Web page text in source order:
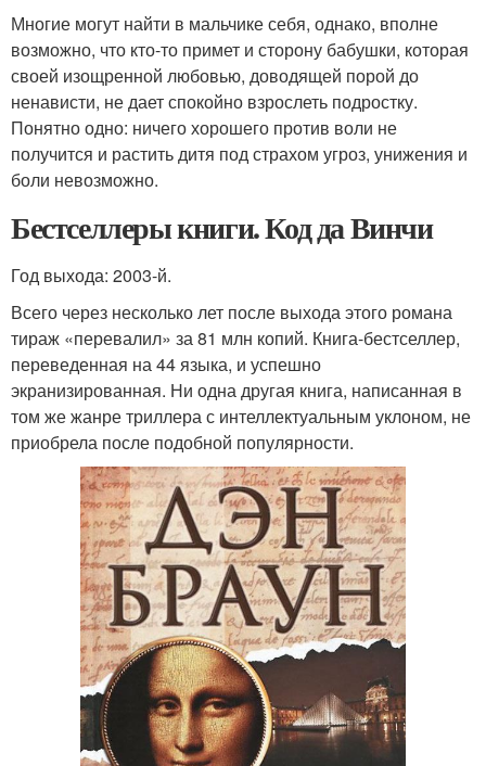
Многие могут найти в мальчике себя, однако, вполне
возможно, что кто-то примет и сторону бабушки, которая
своей изощренной любовью, доводящей порой до
ненависти, не дает спокойно взрослеть подростку.
Понятно одно: ничего хорошего против воли не
получится и растить дитя под страхом угроз, унижения и
боли невозможно.
Бестселлеры книги. Код да Винчи
Год выхода: 2003-й.
Всего через несколько лет после выхода этого романа
тираж «перевалил» за 81 млн копий. Книга-бестселлер,
переведенная на 44 языка, и успешно
экранизированная. Ни одна другая книга, написанная в
том же жанре триллера с интеллектуальным уклоном, не
приобрела после подобной популярности.